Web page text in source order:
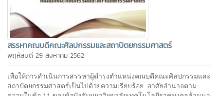
สรรหาคณบดีคณะศิลปกรรมและสถาปัตยกรรมศาสตร์
พฤหัสบดี 29 สิงหาคม 2562
เพื่อให้การดำเนินการสรรหาผู้ดำรงตำแหน่งคณบดีคณะศิลปกรรมและ
สถาปัตยกรรมศาสตร์เป็นไปด้วยความเรียบร้อย อาศัยอำนาจตาม